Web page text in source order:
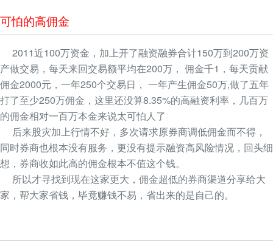
可怕的高佣金
2011近100万资金，加上开了融资融券合计150万到200万资
产做交易，每天来回交易额平均在200万， 佣金千1，每天贡献
佣金2000元，一年250个交易日， 一年产生佣金50万,做了五年
打了至少250万佣金，这里还没算8.35%的高融资利率，几百万
的佣金相对一百万本金来说太可怕人了
后来股灾加上行情不好，多次请求原券商调低佣金而不得，
同时券商也根本没有服务，更没有提示融资高风险情况，回头细
想，券商收如此高的佣金根本不值这个钱。
所以才寻找到现在这家更大，佣金超低的券商渠道分享给大
家，帮大家省钱，毕竟赚钱不易，省出来的是自己的。